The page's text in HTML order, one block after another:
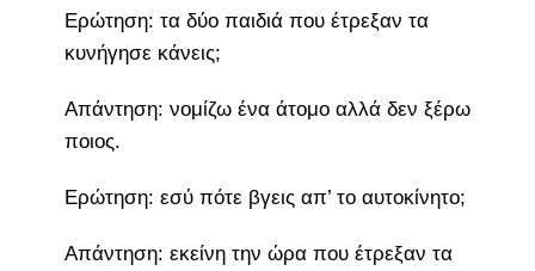
Ερώτηση: τα δύο παιδιά που έτρεξαν τα
κυνήγησε κάνεις;
Απάντηση: νομίζω ένα άτομο αλλά δεν ξέρω
ποιος.
Ερώτηση: εσύ πότε βγεις απ’ το αυτοκίνητο;
Απάντηση: εκείνη την ώρα που έτρεξαν τα